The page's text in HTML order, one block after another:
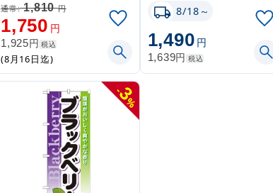
通常:1,810円
1,750円
1,925円 税込
(8月16日迄)
8/18～
1,490円
1,639円 税込
-
3
%